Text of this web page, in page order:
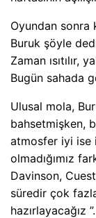
Oyundan sonra
Buruk şöyle
Zaman
Bugün sahada
Ulusal mola,
bahsetmişken,
atmosfer iyi ise
olmadığımız
Davinson,
süredir çok
hazırlayacağız ”.